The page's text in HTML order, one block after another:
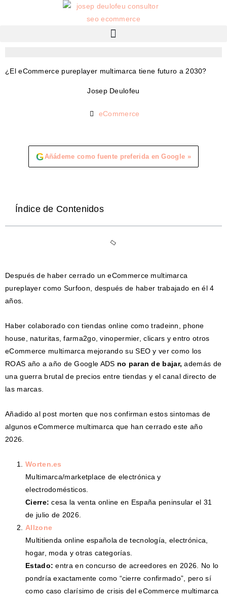
¿El eCommerce pureplayer multimarca tiene futuro a 2030?
Josep Deulofeu
eCommerce
GAñádeme como fuente preferida en Google »
Índice de Contenidos
Después de haber cerrado un eCommerce multimarca
pureplayer como Surfoon, después de haber trabajado en él 4
años.
Haber colaborado con tiendas online como tradeinn, phone
house, naturitas, farma2go, vinopermier, clicars y entro otros
eCommerce multimarca mejorando su SEO y ver como los
ROAS año a año de Google ADS no paran de bajar, además de
una guerra brutal de precios entre tiendas y el canal directo de
las marcas.
Añadido al post morten que nos confirman estos sintomas de
algunos eCommerce multimarca que han cerrado este año
2026.
Worten.es
Multimarca/marketplace de electrónica y
electrodomésticos.
Cierre: cesa la venta online en España peninsular el 31
de julio de 2026.
Allzone
Multitienda online española de tecnología, electrónica,
hogar, moda y otras categorías.
Estado: entra en concurso de acreedores en 2026. No lo
pondría exactamente como “cierre confirmado”, pero sí
como caso clarísimo de crisis del eCommerce multimarca